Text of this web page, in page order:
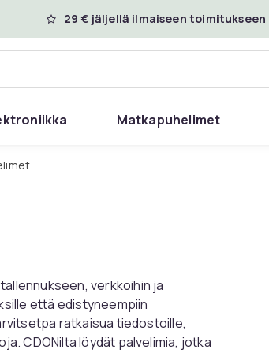
29 € jäljellä ilmaiseen toimitukseen
Matkapuhelimet
verkkoihin ja
että edistyneempiin
ratkaisua tiedostoille,
CDONilta löydät palvelimia, jotka